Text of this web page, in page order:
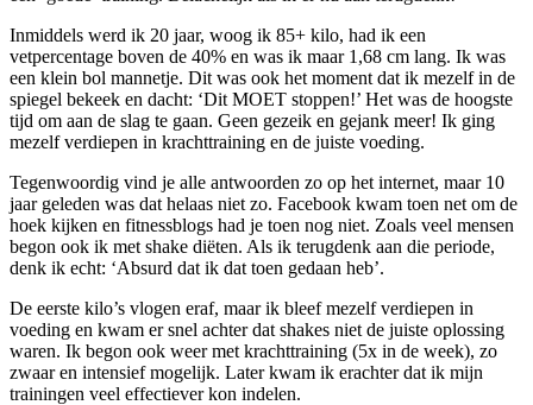
Inmiddels werd ik 20 jaar, woog ik 85+ kilo, had ik een
vetpercentage boven de 40% en was ik maar 1,68 cm lang. Ik was
een klein bol mannetje. Dit was ook het moment dat ik mezelf in de
spiegel bekeek en dacht: ‘Dit MOET stoppen!’ Het was de hoogste
tijd om aan de slag te gaan. Geen gezeik en gejank meer! Ik ging
mezelf verdiepen in krachttraining en de juiste voeding.
Tegenwoordig vind je alle antwoorden zo op het internet, maar 10
jaar geleden was dat helaas niet zo. Facebook kwam toen net om de
hoek kijken en fitnessblogs had je toen nog niet. Zoals veel mensen
begon ook ik met shake diëten. Als ik terugdenk aan die periode,
denk ik echt: ‘Absurd dat ik dat toen gedaan heb’.
De eerste kilo’s vlogen eraf, maar ik bleef mezelf verdiepen in
voeding en kwam er snel achter dat shakes niet de juiste oplossing
waren. Ik begon ook weer met krachttraining (5x in de week), zo
zwaar en intensief mogelijk. Later kwam ik erachter dat ik mijn
trainingen veel effectiever kon indelen.